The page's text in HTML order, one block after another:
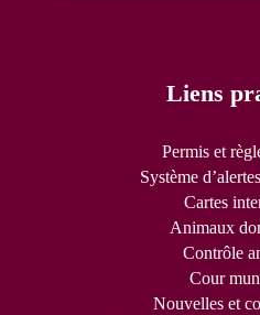
Liens
Permis et
Système
Cartes
Animaux
Contrôle
Cour
Nouvelles et